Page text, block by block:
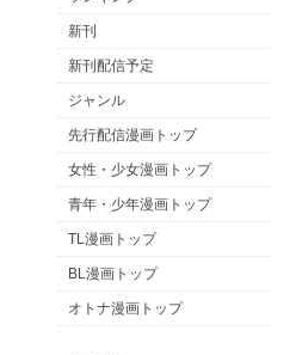
新刊
新刊配信予定
ジャンル
先行配信漫画トップ
女性・少女漫画トップ
青年・少年漫画トップ
TL漫画トップ
BL漫画トップ
オトナ漫画トップ